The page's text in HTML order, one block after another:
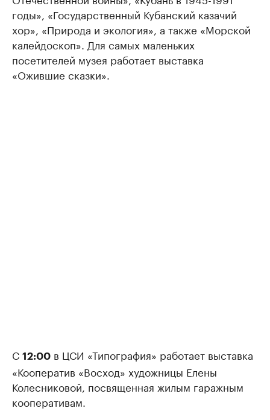
годы», «Государственный Кубанский казачий
хор», «Природа и экология», а также «Морской
калейдоскоп». Для самых маленьких
посетителей музея работает выставка
«Ожившие сказки».
С 12:00 в ЦСИ «Типография» работает выставка
«Кооператив «Восход» художницы Елены
Колесниковой, посвященная жилым гаражным
кооперативам.